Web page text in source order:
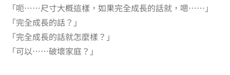
「呃……尺寸大概這樣，如果完全成長的話就，嗯……」
「完全成長的話？」
「完全成長的話就怎麼樣？」
「可以……破壞家庭？」